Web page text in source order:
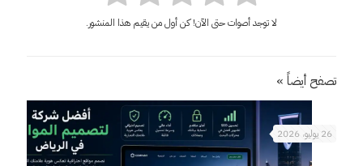
لا توجد أصوات حتى الآن! كن أول من يقيم هذا المنشور.
تصفح أيضاً »
26 يوليو، 2026